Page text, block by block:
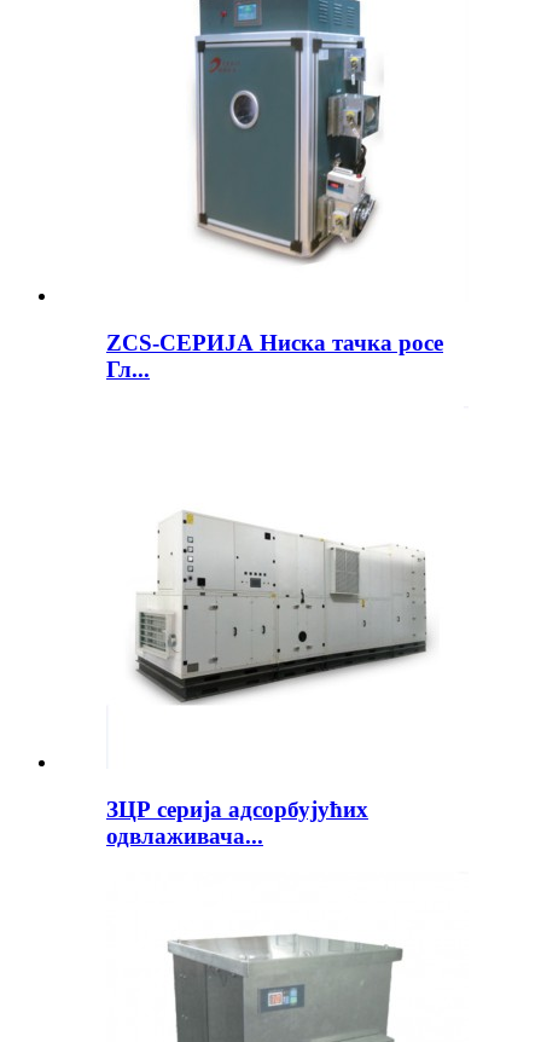
ZCS-СЕРИЈА Ниска тачка росе
Гл...
ЗЦР серија адсорбујућих
одвлаживача...